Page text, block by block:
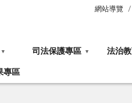
網站導覽
司法保護專區 法治
專區